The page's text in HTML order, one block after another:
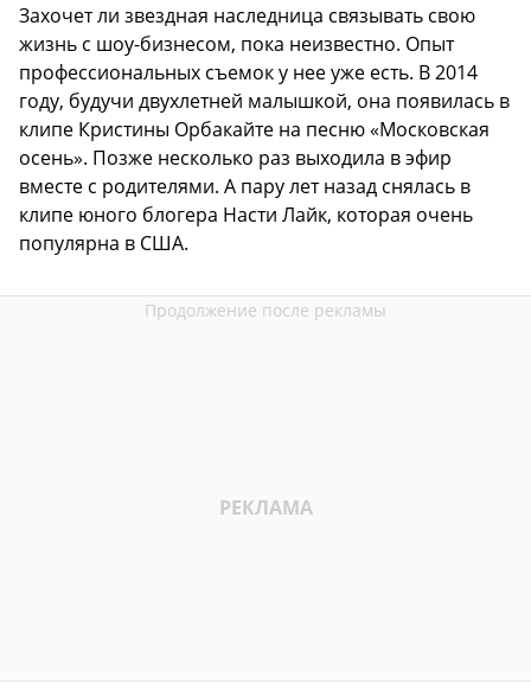
Захочет ли звездная наследница связывать свою
жизнь с шоу-бизнесом, пока неизвестно. Опыт
профессиональных съемок у нее уже есть. В 2014
году, будучи двухлетней малышкой, она появилась в
клипе Кристины Орбакайте на песню «Московская
осень». Позже несколько раз выходила в эфир
вместе с родителями. А пару лет назад снялась в
клипе юного блогера Насти Лайк, которая очень
популярна в США.